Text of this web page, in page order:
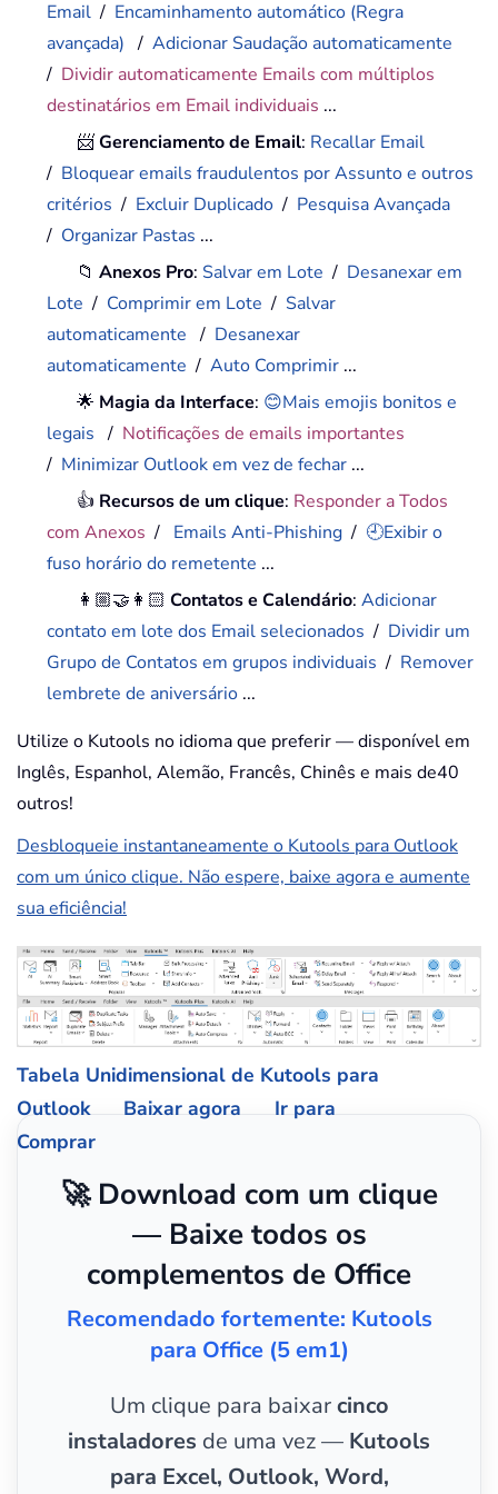
Email / Encaminhamento automático (Regra
avançada) /Adicionar Saudação automaticamente
/ Dividir automaticamente Emails com múltiplos
destinatários em Email individuais ...
📨Gerenciamento de Email: Recallar Email
/ Bloquear emails fraudulentos por Assunto e outros
critérios / Excluir Duplicado / Pesquisa Avançada
/ Organizar Pastas ...
📁Anexos Pro: Salvar em Lote / Desanexar em
Lote / Comprimir em Lote / Salvar
automaticamente / Desanexar
automaticamente /Auto Comprimir ...
🌟 Magia da Interface: 😊Mais emojis bonitos e
legais / Notificações de emails importantes
/ Minimizar Outlook em vez de fechar ...
👍 Recursos de um clique: Responder a Todos
com Anexos / Emails Anti-Phishing / 🕘Exibir o
fuso horário do remetente ...
👩🏼‍🤝‍👩🏻Contatos e Calendário:Adicionar
contato em lote dos Email selecionados / Dividir um
Grupo de Contatos em grupos individuais / Remover
lembrete de aniversário ...
Utilize o Kutools no idioma que preferir — disponível em
Inglês, Espanhol, Alemão, Francês, Chinês e mais de40
outros!
Desbloqueie instantaneamente o Kutools para Outlook
com um único clique. Não espere, baixe agora e aumente
sua eficiência!
Tabela Unidimensional de Kutools para
Outlook
Baixar agora
Ir para
Comprar
🚀 Download com um clique
— Baixe todos os
complementos de Office
Recomendado fortemente: Kutools
para Office (5 em1)
Um clique para baixarcinco
instaladores de uma vez — Kutools
para Excel, Outlook, Word,